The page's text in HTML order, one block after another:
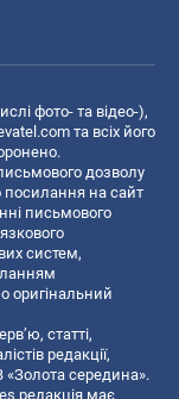
фото- та відео-),
та всіх його
дозволу
посилання на сайт
письмового
систем,
оригінальний
статті,
редакції,
середина».
редакція має